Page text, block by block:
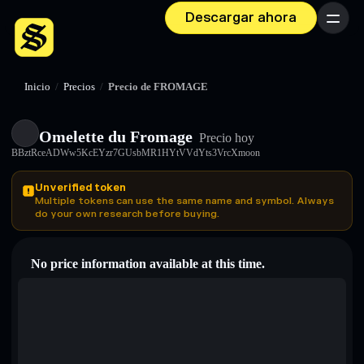
Descargar ahora Menú
Inicio / Precios / Precio de FROMAGE
Omelette du Fromage Precio hoy
BBztRceADWw5KcEYzr7GUsbMR1HYtVVdYts3VrcXmoon
Unverified token
Multiple tokens can use the same name and symbol. Always
do your own research before buying.
No price information available at this time.